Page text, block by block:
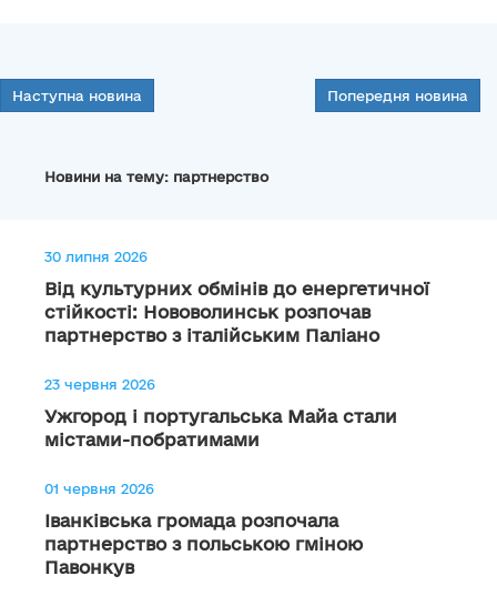
Наступна новина Попередня новина
Новини на тему: партнерство
30 липня 2026
Від культурних обмінів до енергетичної
стійкості: Нововолинськ розпочав
партнерство з італійським Паліано
23 червня 2026
Ужгород і португальська Майа стали
містами-побратимами
01 червня 2026
Іванківська громада розпочала
партнерство з польською гміною
Павонкув